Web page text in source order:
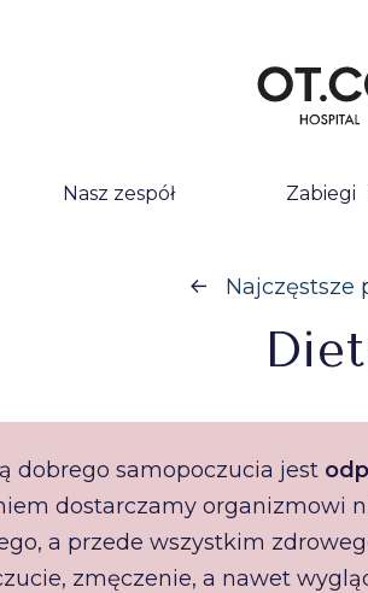
Nasz zespół Zabiegi
Najczęstsze
dobrego samopoczucia jest
dostarczamy organizmowi
a przede wszystkim
zmęczenie, a nawet